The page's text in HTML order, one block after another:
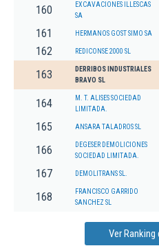
160
EXCAVACIONES ILLESCAS
SA
161 HERMANOS GOST SIMO SA
162 REDICONSE 2000 SL
163
DERRIBOS INDUSTRIALES
BRAVO SL
164
M. T. ALISES SOCIEDAD
LIMITADA.
165 ANSARA TALADROS SL
166
DEGESER DEMOLICIONES
SOCIEDAD LIMITADA.
167 DEMOLITRANS SL.
168
FRANCISCO GARRIDO
SANCHEZ SL
Ver Ranking